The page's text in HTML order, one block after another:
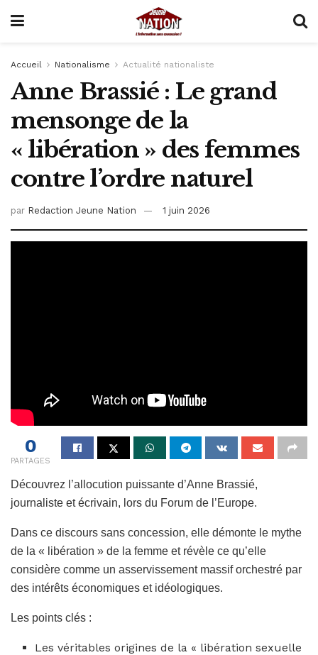
Accueil Nationalisme Actualité nationaliste
Anne Brassié : Le grand
mensonge de la
« libération » des femmes
contre l’ordre naturel
par Redaction Jeune Nation 1 juin 2026
0
PARTAGES
Découvrez l’allocution puissante d’Anne Brassié,
journaliste et écrivain, lors du Forum de l’Europe.
Dans ce discours sans concession, elle démonte le mythe
de la « libération » de la femme et révèle ce qu’elle
considère comme un asservissement massif orchestré par
des intérêts économiques et idéologiques.
Les points clés :
Les véritables origines de la « libération sexuelle